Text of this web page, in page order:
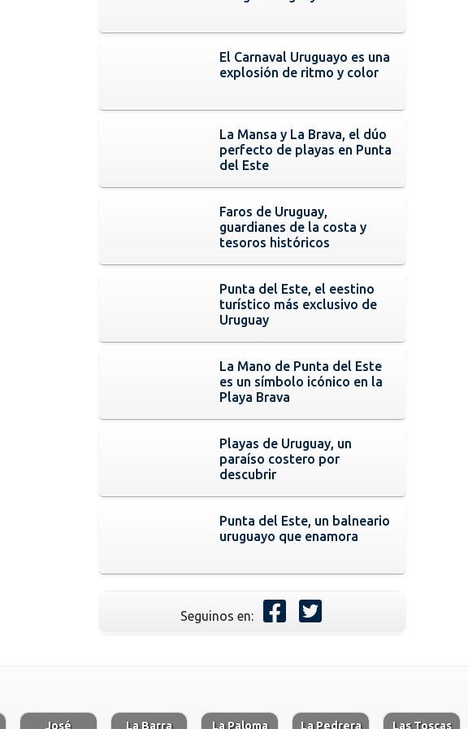
El Carnaval Uruguayo es una
explosión de ritmo y color
La Mansa y La Brava, el dúo
perfecto de playas en Punta
del Este
Faros de Uruguay,
guardianes de la costa y
tesoros históricos
Punta del Este, el eestino
turístico más exclusivo de
Uruguay
La Mano de Punta del Este
es un símbolo icónico en la
Playa Brava
Playas de Uruguay, un
paraíso costero por
descubrir
Punta del Este, un balneario
uruguayo que enamora
Seguinos en:
José La Barra La Paloma La Pedrera Las Toscas